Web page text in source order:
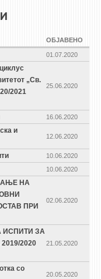
ОБЈАВЕНО
01.07.2020
„Св.
2021
25.06.2020
16.06.2020
и
12.06.2020
10.06.2020
10.06.2020
НА
ПРИ
02.06.2020
ИСПИТИ ЗА
2020
21.05.2020
со
20.05.2020